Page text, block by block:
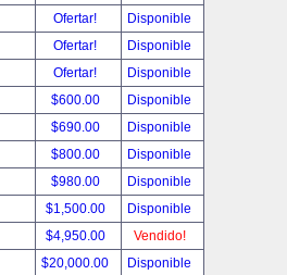
Ofertar!
Disponible
Ofertar!
Disponible
Ofertar!
Disponible
$600.00
Disponible
$690.00
Disponible
$800.00
Disponible
$980.00
Disponible
$1,500.00
Disponible
$4,950.00
Vendido!
$20,000.00 Disponible